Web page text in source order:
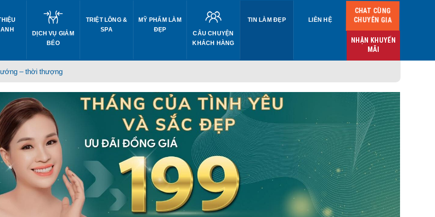
DỊCH VỤ GIẢM
BÉO
TRIỆT LÔNG &
SPA
MỸ PHẨM LÀM
ĐẸP
CÂU CHUYỆN
KHÁCH HÀNG
TIN LÀM ĐẸP LIÊN HỆ
CHAT CÙNG
CHUYÊN GIA
NHẬN KHUYẾN
MÃI
– thời thượng